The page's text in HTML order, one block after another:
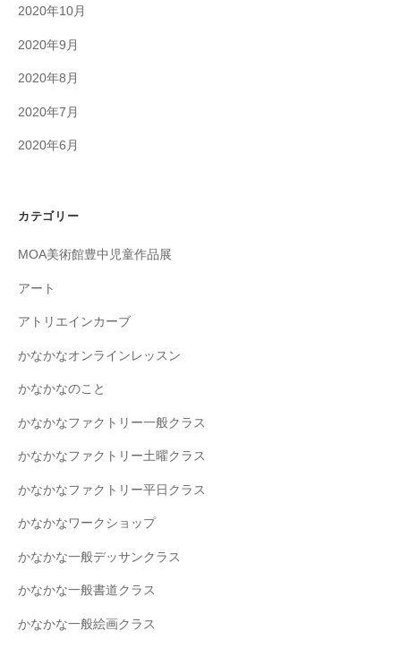
2020年10月
2020年9月
2020年8月
2020年7月
2020年6月
カテゴリー
MOA美術館豊中児童作品展
アート
アトリエインカーブ
かなかなオンラインレッスン
かなかなのこと
かなかなファクトリー一般クラス
かなかなファクトリー土曜クラス
かなかなファクトリー平日クラス
かなかなワークショップ
かなかな一般デッサンクラス
かなかな一般書道クラス
かなかな一般絵画クラス